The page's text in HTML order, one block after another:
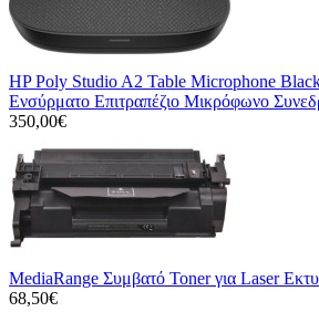
HP Poly Studio A2 Table Microphone
Ενσύρματο Επιτραπέζιο Μικρόφωνο
350,00€
MediaRange Συμβατό Toner για Laser
68,50€